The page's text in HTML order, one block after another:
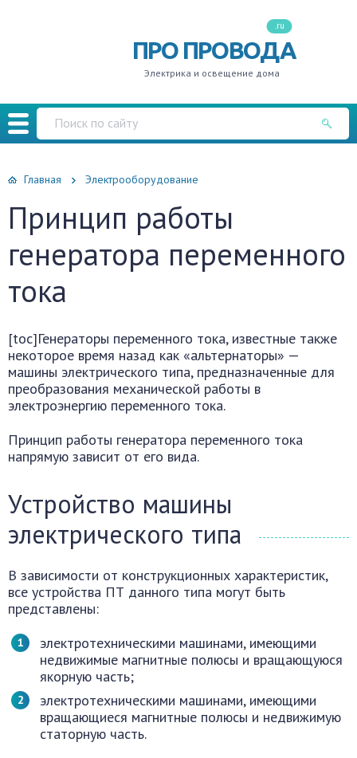
.ru
ПРО ПРОВОДА
Электрика и освещение дома
Главная Электрооборудование
Принцип работы
генератора переменного
тока
[toc]Генераторы переменного тока, известные также
некоторое время назад как «альтернаторы» —
машины электрического типа, предназначенные для
преобразования механической работы в
электроэнергию переменного тока.
Принцип работы генератора переменного тока
напрямую зависит от его вида.
Устройство машины
электрического типа
В зависимости от конструкционных характеристик,
все устройства ПТ данного типа могут быть
представлены:
электротехническими машинами, имеющими
недвижимые магнитные полюсы и вращающуюся
якорную часть;
электротехническими машинами, имеющими
вращающиеся магнитные полюсы и недвижимую
статорную часть.